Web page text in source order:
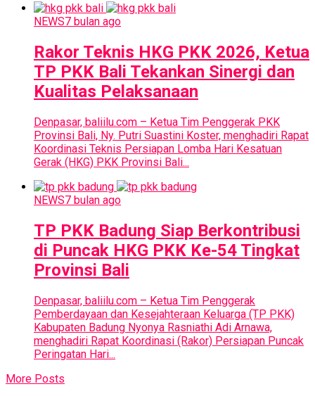
NEWS7 bulan ago
Rakor Teknis HKG PKK 2026, Ketua
TP PKK Bali Tekankan Sinergi dan
Kualitas Pelaksanaan
Denpasar, baliilu.com – Ketua Tim Penggerak PKK
Provinsi Bali, Ny. Putri Suastini Koster, menghadiri Rapat
Koordinasi Teknis Persiapan Lomba Hari Kesatuan
Gerak (HKG) PKK Provinsi Bali...
NEWS7 bulan ago
TP PKK Badung Siap Berkontribusi
di Puncak HKG PKK Ke-54 Tingkat
Provinsi Bali
Denpasar, baliilu.com – Ketua Tim Penggerak
Pemberdayaan dan Kesejahteraan Keluarga (TP PKK)
Kabupaten Badung Nyonya Rasniathi Adi Arnawa,
menghadiri Rapat Koordinasi (Rakor) Persiapan Puncak
Peringatan Hari...
More Posts